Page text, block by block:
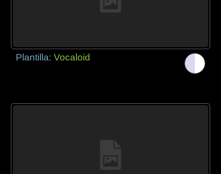
Plantilla:Vocaloid